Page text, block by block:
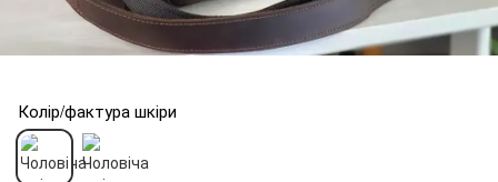
Колір/фактура шкіри